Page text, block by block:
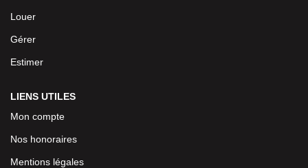
Louer
Gérer
Estimer
LIENS UTILES
Mon compte
Nos honoraires
Mentions légales